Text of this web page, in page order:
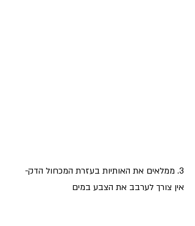
3. ממלאים את האותיות בעזרת המכחול הדק-
אין צורך לערבב את הצבע במים